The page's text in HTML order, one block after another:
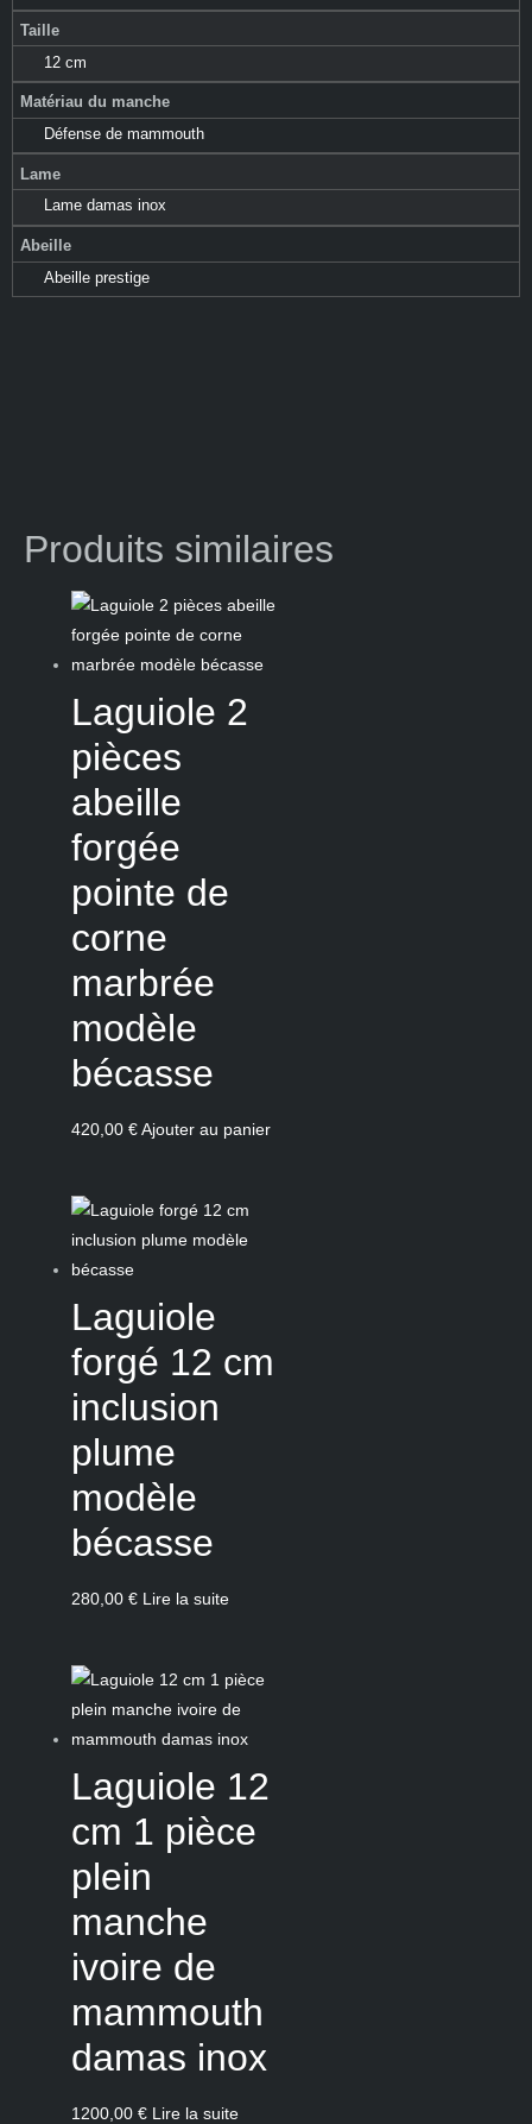
Taille
12 cm
Matériau du manche
Défense de mammouth
Lame
Lame damas inox
Abeille
Abeille prestige
Produits similaires
Laguiole 2
pièces
abeille
forgée
pointe de
corne
marbrée
modèle
bécasse
420,00 €Ajouter au panier
Laguiole
forgé 12 cm
inclusion
plume
modèle
bécasse
280,00 € Lire la suite
Laguiole 12
cm 1 pièce
plein
manche
ivoire de
mammouth
damas inox
1200,00 € Lire la suite